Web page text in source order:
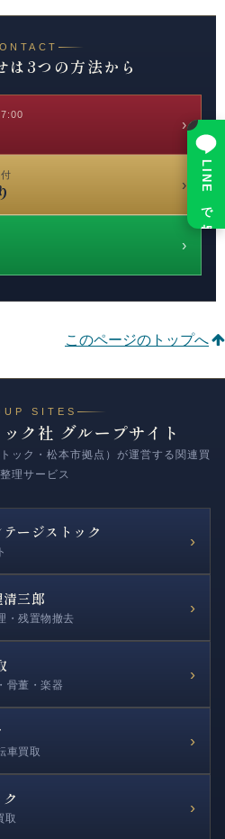
は3つの方法から
›
›
›
このページのトップへ
SITES
ク社 グループサイト
ック・松本市拠点）が運営する関連買
理サービス
ージストック
›
清三郎
・残置物撤去
›
骨董・楽器
›
車買取
›
取
›
LINE で相談
×